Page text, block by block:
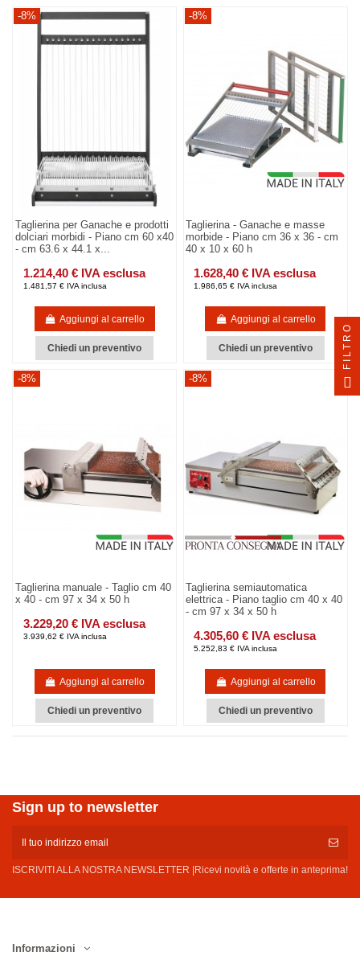
-8%
Taglierina per Ganache e prodotti
dolciari morbidi - Piano cm 60 x40
- cm 63.6 x 44.1 x...
1.214,40 € IVA esclusa
1.481,57 € IVA inclusa
Aggiungi al carrello
Chiedi un preventivo
-8%
Taglierina - Ganache e masse
morbide - Piano cm 36 x 36 - cm
40 x 10 x 60 h
1.628,40 € IVA esclusa
1.986,65 € IVA inclusa
Aggiungi al carrello
Chiedi un preventivo
-8%
Taglierina manuale - Taglio cm 40
x 40 - cm 97 x 34 x 50 h
3.229,20 € IVA esclusa
3.939,62 € IVA inclusa
Aggiungi al carrello
Chiedi un preventivo
-8%
Taglierina semiautomatica
elettrica - Piano taglio cm 40 x 40
- cm 97 x 34 x 50 h
4.305,60 € IVA esclusa
5.252,83 € IVA inclusa
Aggiungi al carrello
Chiedi un preventivo
Sign up to newsletter
ISCRIVITI ALLA NOSTRA NEWSLETTER |Ricevi novità e offerte in anteprima!
Informazioni
FILTRO